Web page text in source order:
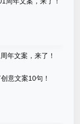
年文案，来了！